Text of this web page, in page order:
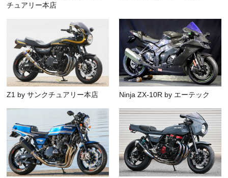
チュアリー本店
Z1 by サンクチュアリー本店 Ninja ZX-10R by エーテック